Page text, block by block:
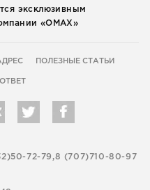
эксклюзивным
«ОМАХ»
ПОЛЕЗНЫЕ СТАТЬИ
72-79,8 (707)710-80-97